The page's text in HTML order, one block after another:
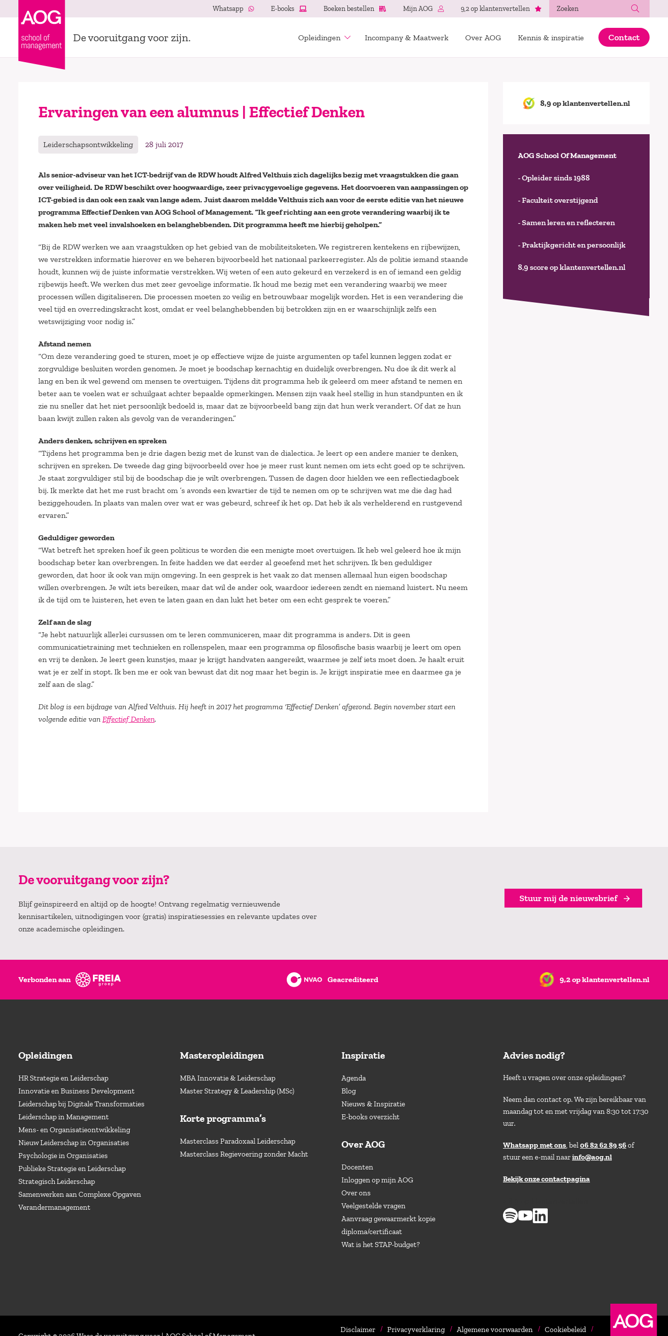
Whatsapp E-books Boeken bestellen Mijn AOG 9,2 op klantenvertellen
De vooruitgang voor zijn. Opleidingen Incompany & Maatwerk Over AOG Kennis & inspiratie Contact
Ervaringen van een alumnus | Effectief Denken
Leiderschapsontwikkeling 28 juli 2017
Als senior-adviseur van het ICT-bedrijf van de RDW houdt Alfred Velthuis zich dagelijks bezig met vraagstukken die gaan
over veiligheid. De RDW beschikt over hoogwaardige, zeer privacygevoelige gegevens. Het doorvoeren van aanpassingen op
ICT-gebied is dan ook een zaak van lange adem. Juist daarom meldde Velthuis zich aan voor de eerste editie van het nieuwe
programma Effectief Denken van AOG School of Management. “Ik geef richting aan een grote verandering waarbij ik te
maken heb met veel invalshoeken en belanghebbenden. Dit programma heeft me hierbij geholpen.”
“Bij de RDW werken we aan vraagstukken op het gebied van de mobiliteitsketen. We registreren kentekens en rijbewijzen,
we verstrekken informatie hierover en we beheren bijvoorbeeld het nationaal parkeerregister. Als de politie iemand staande
houdt, kunnen wij de juiste informatie verstrekken. Wij weten of een auto gekeurd en verzekerd is en of iemand een geldig
rijbewijs heeft. We werken dus met zeer gevoelige informatie. Ik houd me bezig met een verandering waarbij we meer
processen willen digitaliseren. Die processen moeten zo veilig en betrouwbaar mogelijk worden. Het is een verandering die
veel tijd en overredingskracht kost, omdat er veel belanghebbenden bij betrokken zijn en er waarschijnlijk zelfs een
wetswijziging voor nodig is.”
Afstand nemen
“Om deze verandering goed te sturen, moet je op effectieve wijze de juiste argumenten op tafel kunnen leggen zodat er
zorgvuldige besluiten worden genomen. Je moet je boodschap kernachtig en duidelijk overbrengen. Nu doe ik dit werk al
lang en ben ik wel gewend om mensen te overtuigen. Tijdens dit programma heb ik geleerd om meer afstand te nemen en
beter aan te voelen wat er schuilgaat achter bepaalde opmerkingen. Mensen zijn vaak heel stellig in hun standpunten en ik
zie nu sneller dat het niet persoonlijk bedoeld is, maar dat ze bijvoorbeeld bang zijn dat hun werk verandert. Of dat ze hun
baan kwijt zullen raken als gevolg van de veranderingen.”
Anders denken, schrijven en spreken
“Tijdens het programma ben je drie dagen bezig met de kunst van de dialectica. Je leert op een andere manier te denken,
schrijven en spreken. De tweede dag ging bijvoorbeeld over hoe je meer rust kunt nemen om iets echt goed op te schrijven.
Je staat zorgvuldiger stil bij de boodschap die je wilt overbrengen. Tussen de dagen door hielden we een reflectiedagboek
bij. Ik merkte dat het me rust bracht om ’s avonds een kwartier de tijd te nemen om op te schrijven wat me die dag had
beziggehouden. In plaats van malen over wat er was gebeurd, schreef ik het op. Dat heb ik als verhelderend en rustgevend
ervaren.”
Geduldiger geworden
“Wat betreft het spreken hoef ik geen politicus te worden die een menigte moet overtuigen. Ik heb wel geleerd hoe ik mijn
boodschap beter kan overbrengen. In feite hadden we dat eerder al geoefend met het schrijven. Ik ben geduldiger
geworden, dat hoor ik ook van mijn omgeving. In een gesprek is het vaak zo dat mensen allemaal hun eigen boodschap
willen overbrengen. Je wilt iets bereiken, maar dat wil de ander ook, waardoor iedereen zendt en niemand luistert. Nu neem
ik de tijd om te luisteren, het even te laten gaan en dan lukt het beter om een echt gesprek te voeren.”
Zelf aan de slag
“Je hebt natuurlijk allerlei cursussen om te leren communiceren, maar dit programma is anders. Dit is geen
communicatietraining met technieken en rollenspelen, maar een programma op filosofische basis waarbij je leert om open
en vrij te denken. Je leert geen kunstjes, maar je krijgt handvaten aangereikt, waarmee je zelf iets moet doen. Je haalt eruit
wat je er zelf in stopt. Ik ben me er ook van bewust dat dit nog maar het begin is. Je krijgt inspiratie mee en daarmee ga je
zelf aan de slag.”
Dit blog is een bijdrage van Alfred Velthuis. Hij heeft in 2017 het programma ‘Effectief Denken’ afgerond. Begin november start een
volgende editie van Effectief Denken.
8,9 op klantenvertellen.nl
AOG School Of Management
- Opleider sinds 1988
- Faculteit overstijgend
- Samen leren en reflecteren
- Praktijkgericht en persoonlijk
8,9 score op klantenvertellen.nl
De vooruitgang voor zijn?
Blijf geïnspireerd en altijd op de hoogte! Ontvang regelmatig vernieuwende
kennisartikelen, uitnodigingen voor (gratis) inspiratiesessies en relevante updates over
onze academische opleidingen.
Stuur mij de nieuwsbrief
Verbonden aan Geacrediteerd 9,2 op klantenvertellen.nl
Opleidingen
HR Strategie en Leiderschap
Innovatie en Business Development
Leiderschap bij Digitale Transformaties
Leiderschap in Management
Mens- en Organisatieontwikkeling
Nieuw Leiderschap in Organisaties
Psychologie in Organisaties
Publieke Strategie en Leiderschap
Strategisch Leiderschap
Samenwerken aan Complexe Opgaven
Verandermanagement
Masteropleidingen
MBA Innovatie & Leiderschap
Master Strategy & Leadership (MSc)
Korte programma’s
Masterclass Paradoxaal Leiderschap
Masterclass Regievoering zonder Macht
Inspiratie
Agenda
Blog
Nieuws & Inspiratie
E-books overzicht
Over AOG
Docenten
Inloggen op mijn AOG
Over ons
Veelgestelde vragen
Aanvraag gewaarmerkt kopie
diploma/certificaat
Wat is het STAP-budget?
Advies nodig?
Heeft u vragen over onze opleidingen?
Neem dan contact op. We zijn bereikbaar van
maandag tot en met vrijdag van 8:30 tot 17:30
uur.
Whatsapp met ons, bel06 82 62 89 56of
stuur een e-mail naarinfo@aog.nl
Bekijk onze contactpagina
Disclaimer Privacyverklaring Algemene voorwaarden Cookiebeleid